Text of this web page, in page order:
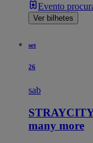
Evento
Ver bilhetes
set
26
sab
many more